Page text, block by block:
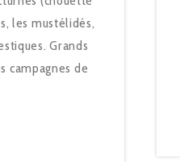
les mustélidés,
Grands
campagnes de